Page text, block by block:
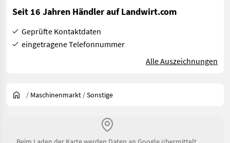
Seit 16 Jahren Händler auf Landwirt.com
Geprüfte Kontaktdaten
eingetragene Telefonnummer
Alle Auszeichnungen
/ Maschinenmarkt /Sonstige